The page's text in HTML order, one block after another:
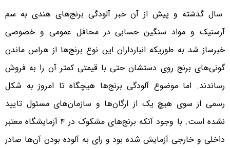
سال گذشته و پیش از آن خبر آلودگی برنج‌های هندی به سم
آرسنیک و مواد سنگین حسابی در محافل عمومی و خصوصی
خبرساز شد به طوریکه انبارداران این نوع برنج‌ها از هراس ماندن
گونی‌های برنج روی دستشان حتی با قیمتی کمتر آن را به فروش
رساندند. اما موضوع آلودگی برنج‌ها هیچگاه تا امروز به شکل
رسمی از سوی هیچ یک از ارگان‌ها و سازمان‌های مسئول تایید
نشده است. با وجود آنکه برنج‌های مشکوک در ۴ آزمایشگاه معتبر
داخلی و خارجی آزمایش شده بود و رای به آلوده بودن آن‌ها صادر